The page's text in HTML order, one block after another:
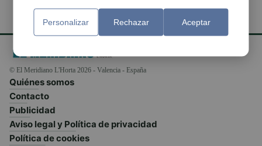
© El Meridiano L'Horta 2026 - Valencia - España
Quiénes somos
Contacto
Publicidad
Aviso legal y Política de privacidad
Política de cookies
Personalizar Rechazar Aceptar